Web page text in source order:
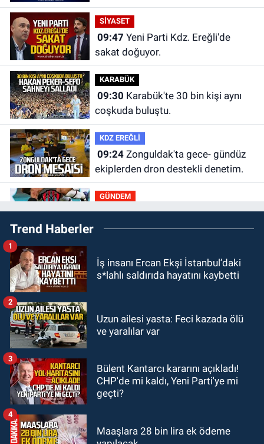
SİYASET
09:47
sakat doğuyor.
KARABÜK
09:30
coşkuda buluştu.
KDZ EREĞLİ
09:24Zonguldak'ta gece- gündüz
ekiplerden dron destekli denetim.
GÜNDEM
23:55Devrek Belediyespor, (PGL)
sürecini resmi olarak tamamladı
23:19 İstanbul Park satışta!
23:05Kozlu Belediyespor'dan
3.Lig'e transfer oldu
22:33Zonguldak TSO önemli
etkinliğe ev sahipliği yaptı
Trend Haberler
İş insanı Ercan Ekşi İstanbul’daki
s*lahlı saldırıda hayatını kaybetti
1
Uzun ailesi yasta: Feci kazada ölü
ve yaralılar var
2
Bülent Kantarcı kararını açıkladı!
CHP'de mi kaldı, Yeni Parti'ye mi
geçti?
3
Maaşlara 28 bin lira ek ödeme
4